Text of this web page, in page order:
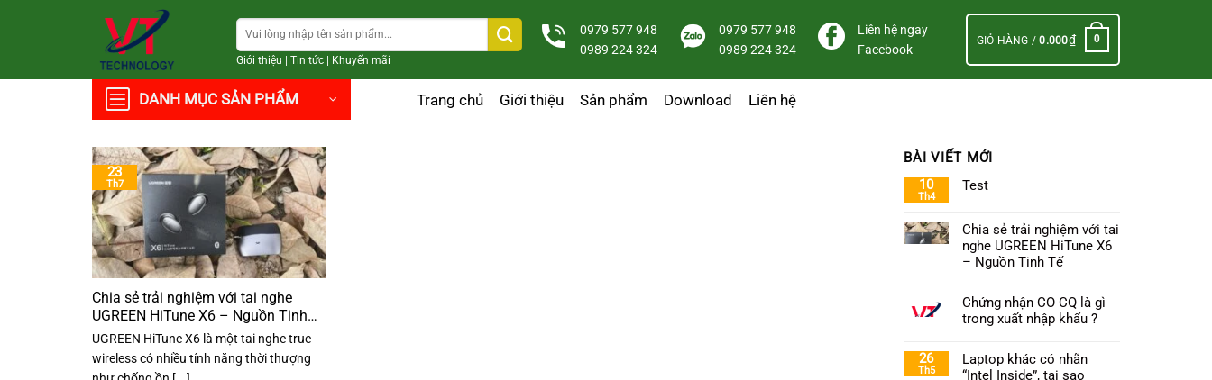
Tìm
kiếm:
Giới thiệu Tin tức| Khuyến mãi
0979 577 948
0989 224 324
0979 577 948
0989 224 324
Liên hệ ngay
Facebook
GIỎ HÀNG /0.000₫ 0
DANH MỤC SẢN PHẨM Trang chủ Giới thiệu Sản phẩm Download Liên hệ
Chia sẻ trải nghiệm với tai nghe
UGREEN HiTune X6 – Nguồn Tinh
Tế
UGREEN HiTune X6 là một tai nghe true
wireless có nhiều tính năng thời thượng
23
Th7
BÀI VIẾT MỚI
10
Th4
Test
Chia sẻ trải nghiệm với tai
nghe UGREEN HiTune X6
– Nguồn Tinh Tế
Chứng nhận CO CQ là gì
trong xuất nhập khẩu ?
26
Th5
Laptop khác có nhãn
“Intel Inside”, tại sao